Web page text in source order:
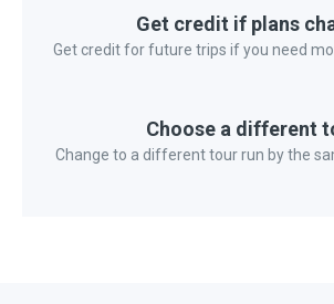
Get credit if plans
Get credit for future trips if you need
Choose a different
Change to a different tour run by the